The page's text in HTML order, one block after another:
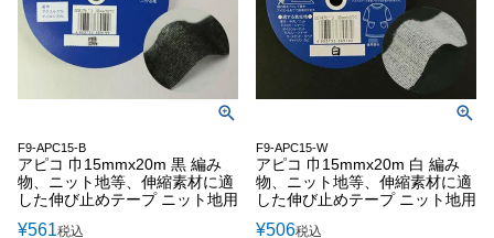
F9-APC15-B
アピコ 巾15mmx20m 黒 編み
物、ニット地等、伸縮素材に適
した伸び止めテープ ニット地用
¥561税込
F9-APC15-W
アピコ 巾15mmx20m 白 編み
物、ニット地等、伸縮素材に適
した伸び止めテープ ニット地用
¥506税込